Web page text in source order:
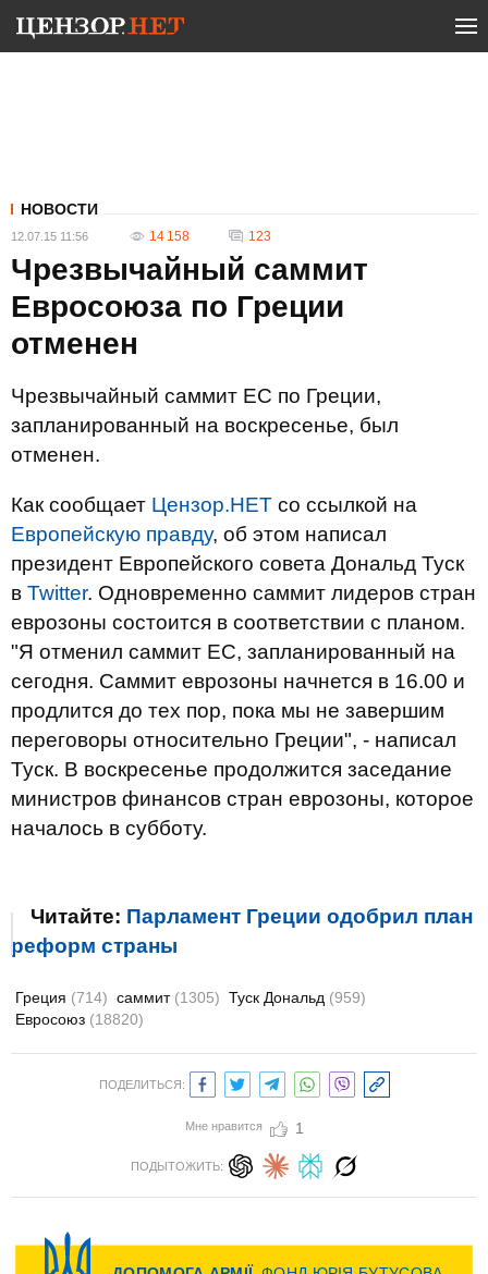
НОВОСТИ
12.07.15 11:56 14 158 123
Чрезвычайный саммит
Евросоюза по Греции
отменен
Чрезвычайный саммит ЕС по Греции,
запланированный на воскресенье, был
отменен.
Как сообщает Цензор.НЕТ со ссылкой на
Европейскую правду, об этом написал
президент Европейского совета Дональд Туск
в Twitter. Одновременно саммит лидеров стран
еврозоны состоится в соответствии с планом.
"Я отменил саммит ЕС, запланированный на
сегодня. Саммит еврозоны начнется в 16.00 и
продлится до тех пор, пока мы не завершим
переговоры относительно Греции", - написал
Туск. В воскресенье продолжится заседание
министров финансов стран еврозоны, которое
началось в субботу.
Читайте: Парламент Греции одобрил план
реформ страны
Греция (714) саммит (1305) Туск Дональд (959)
Евросоюз (18820)
ПОДЕЛИТЬСЯ:
Мне нравится 1
ПОДЫТОЖИТЬ: